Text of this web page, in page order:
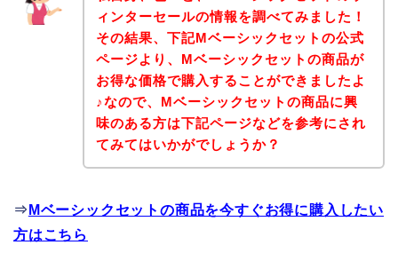
ィンターセールの情報を調べてみました！
その結果、下記Mベーシックセットの公式
ページより、Mベーシックセットの商品が
お得な価格で購入することができましたよ
♪なので、Mベーシックセットの商品に興
味のある方は下記ページなどを参考にされ
てみてはいかがでしょうか？
⇒ Mベーシックセットの商品を今すぐお得に購入したい
方はこちら